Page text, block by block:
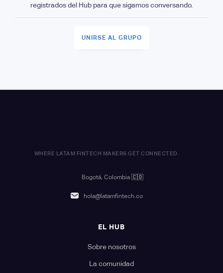
registrados del Hub para que sigamos conversando.
UNIRSE AL GRUPO
WHERE LATAM FINTECH MAKERS GET CONNECTED.
Bogotá, Colombia 🇨🇴
hola@latamfintech.co
EL HUB
Sobre nosotros
La comunidad